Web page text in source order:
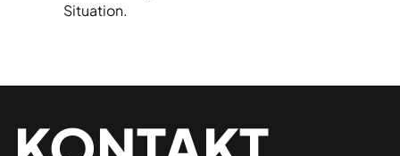
Situation.